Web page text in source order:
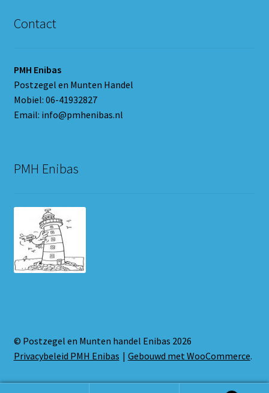
Contact
PMH Enibas
Postzegel en Munten Handel
Mobiel: 06-41932827
Email: info@pmhenibas.nl
PMH Enibas
© Postzegel en Munten handel Enibas 2026
Privacybeleid PMH Enibas
Gebouwd met WooCommerce.